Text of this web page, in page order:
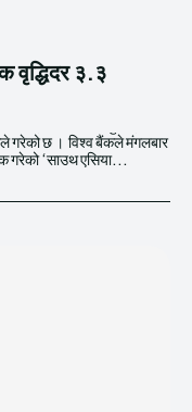
वृद्धिदर ३.३
गरेको ‘साउथ एसिया...